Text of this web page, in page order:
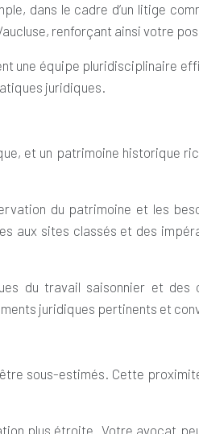
dans le cadre d’un litige
renforçant ainsi votre
une équipe pluridisciplinaire
juridiques.
et un patrimoine historique
du patrimoine et les
aux sites classés et des
du travail saisonnier et des
juridiques pertinents et
sous-estimés. Cette
plus étroite. Votre avocat